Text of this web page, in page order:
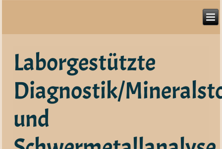
Laborgestützte
Diagnostik/
und